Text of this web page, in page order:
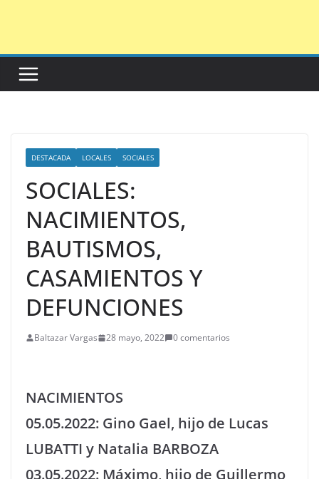
DESTACADA LOCALES SOCIALES
SOCIALES:
NACIMIENTOS,
BAUTISMOS,
CASAMIENTOS Y
DEFUNCIONES
Baltazar Vargas 28 mayo, 2022 0 comentarios
NACIMIENTOS
05.05.2022: Gino Gael, hijo de Lucas
LUBATTI y Natalia BARBOZA
03.05.2022: Máximo, hijo de Guillermo